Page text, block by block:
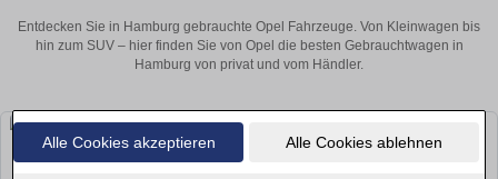
Alle Cookies akzeptieren Alle Cookies ablehnen
Entdecken Sie in Hamburg gebrauchte Opel Fahrzeuge. Von Kleinwagen bis
hin zum SUV – hier finden Sie von Opel die besten Gebrauchtwagen in
Hamburg von privat und vom Händler.